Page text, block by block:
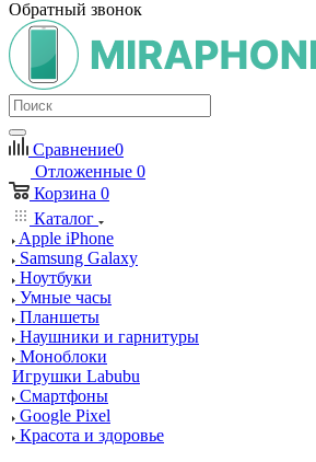
Обратный звонок
Сравнение0
Отложенные 0
Корзина 0
Каталог
Apple iPhone
Samsung Galaxy
Ноутбуки
Умные часы
Планшеты
Наушники и гарнитуры
Моноблоки
Игрушки Labubu
Смартфоны
Google Pixel
Красота и здоровье